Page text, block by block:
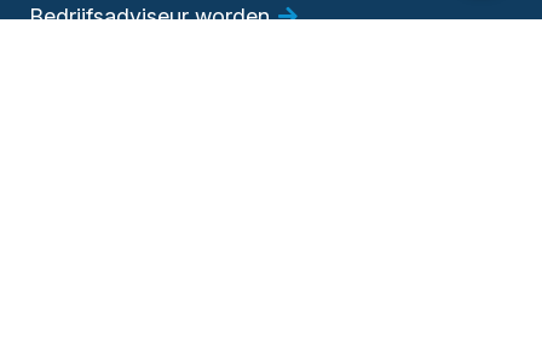
Bedrijfsadviseur worden